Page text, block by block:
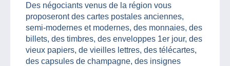
Des négociants venus de la région vous
proposeront des cartes postales anciennes,
semi-modernes et modernes, des monnaies, des
billets, des timbres, des enveloppes 1er jour, des
vieux papiers, de vieilles lettres, des télécartes,
des capsules de champagne, des insignes